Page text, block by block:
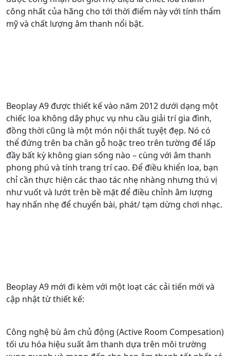
công nhất của hãng cho tới thời điểm này với tính thẩm
mỹ và chất lượng âm thanh nổi bật.
Beoplay A9 được thiết kế vào năm 2012 dưới dạng một
chiếc loa không dây phục vụ nhu cầu giải trí gia đình,
đồng thời cũng là một món nội thất tuyệt đẹp. Nó có
thể đứng trên ba chân gỗ hoặc treo trên tường để lấp
đầy bất kỳ không gian sống nào – cùng với âm thanh
phong phú và tính trang trí cao. Để điều khiển loa, bạn
chỉ cần thực hiện các thao tác nhẹ nhàng nhưng thú vị
như vuốt và lướt trên bề mặt để điều chỉnh âm lượng
hay nhấn nhẹ để chuyển bài, phát/ tạm dừng chơi nhạc.
Beoplay A9 mới đi kèm với một loạt các cải tiến mới và
cập nhật từ thiết kế:
Công nghệ bù âm chủ động (Active Room Compesation)
tối ưu hóa hiệu suất âm thanh dựa trên môi trường